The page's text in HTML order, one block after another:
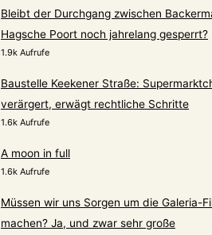
Bleibt der Durchgang zwischen
Hagsche Poort noch jahrelang gesperrt?
1.9k Aufrufe
Baustelle Keekener Straße:
verärgert, erwägt rechtliche Schritte
1.6k Aufrufe
A moon in full
1.6k Aufrufe
Müssen wir uns Sorgen um die Galeria-
machen? Ja, und zwar sehr große